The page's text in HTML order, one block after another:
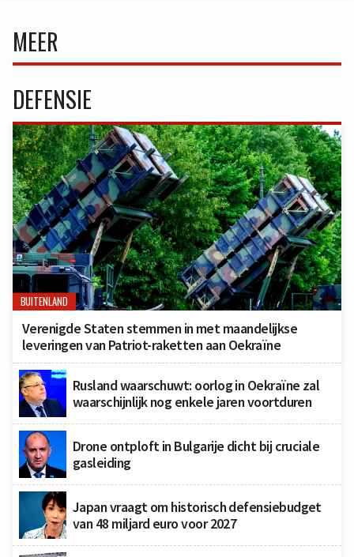
MEER
DEFENSIE
BUITENLAND
Verenigde Staten stemmen in met maandelijkse
leveringen van Patriot-raketten aan Oekraïne
Rusland waarschuwt: oorlog in Oekraïne zal
waarschijnlijk nog enkele jaren voortduren
Drone ontploft in Bulgarije dicht bij cruciale
gasleiding
Japan vraagt om historisch defensiebudget
van 48 miljard euro voor 2027